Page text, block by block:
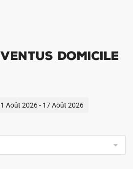
Domicile
Août 2026 - 17 Août 2026